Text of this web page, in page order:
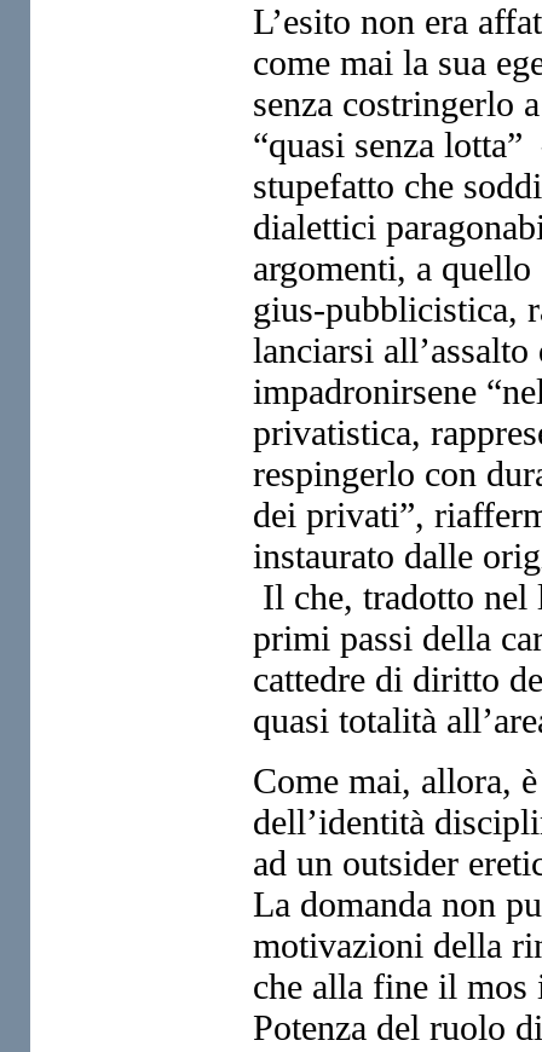
L’esito non era
come mai la sua
senza costringerlo
“quasi senza
stupefatto che
dialettici
argomenti, a
gius-pubblicistica,
lanciarsi
impadronirsene
privatistica,
respingerlo con
dei privati”,
instaurato dalle
Il che, tradotto nel
primi passi della
cattedre di diritto
quasi totalità
Come mai, allora,
dell’identità
ad un outsider
La domanda non
motivazioni della
che alla fine il mos
Potenza del ruolo